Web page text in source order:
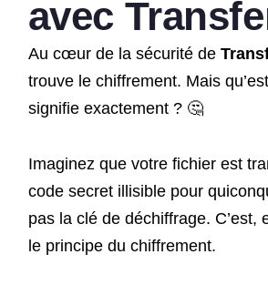
avec
Au cœur de la sécurité de
trouve le chiffrement. Mais
signifie exactement ? 🤔
Imaginez que votre fichier est
code secret illisible pour
pas la clé de déchiffrage. C’est,
le principe du chiffrement.